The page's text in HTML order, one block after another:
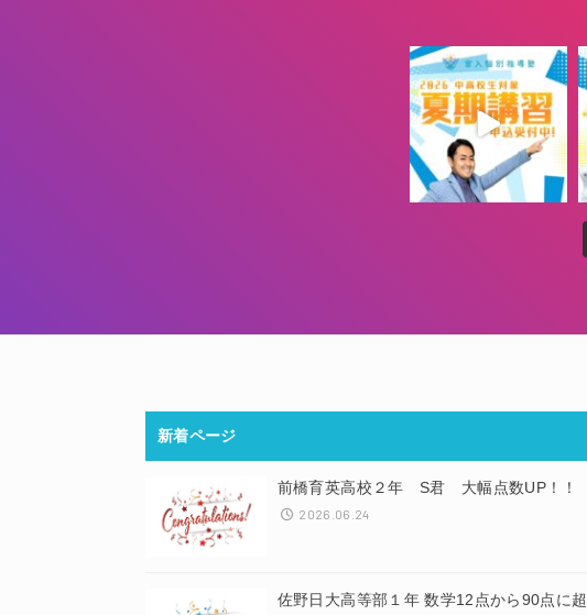
新着ページ
前橋育英高校２年 S君 大幅点数UP！！
2026.06.24
佐野日大高等部１年 数学12点から90点に超